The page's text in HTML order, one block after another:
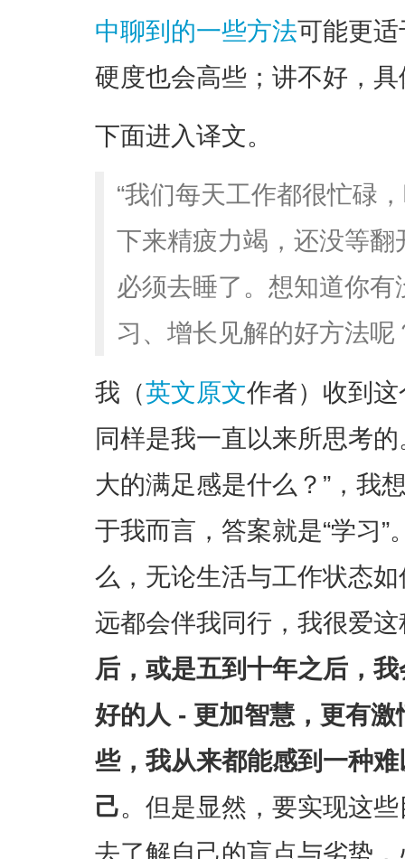
中聊到的一些方法可能更
硬度也会高些；讲不好，
下面进入译文。
“我们每天工作都很忙碌
下来精疲力竭，还没等
必须去睡了。想知道你
习、增长见解的好方法呢
我（英文原文作者）收到
同样是我一直以来所思考
大的满足感是什么？”，我
于我而言，答案就是“学习
么，无论生活与工作状态
远都会伴我同行，我很爱
后，或是五到十年之后，
好的人 - 更加智慧，更有
些，我从来都能感到一种
己。但是显然，要实现这
去了解自己的盲点与劣势